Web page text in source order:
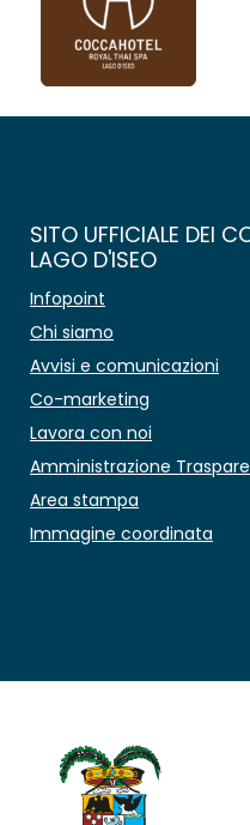
SITO UFFICIALE DEI
LAGO D'ISEO
Infopoint
Chi siamo
Avvisi e comunicazioni
Co-marketing
Lavora con noi
Amministrazione
Area stampa
Immagine coordinata